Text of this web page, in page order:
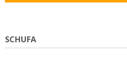
SCHUFA